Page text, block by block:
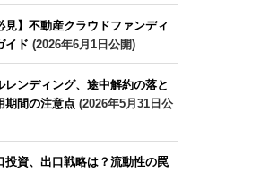
見】不動産クラウドファンディ
イド (2026年6月1日公開)
レンディング、途中解約の落と
期間の注意点(2026年5月31日公
投資、出口戦略は？流動性の罠